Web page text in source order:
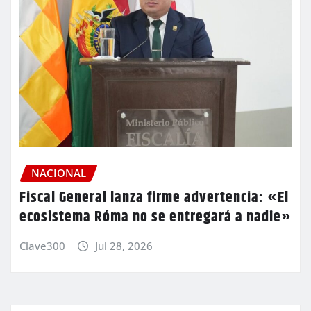
NACIONAL
Fiscal General lanza firme advertencia: «El
ecosistema Róma no se entregará a nadie»
Clave300 Jul 28, 2026